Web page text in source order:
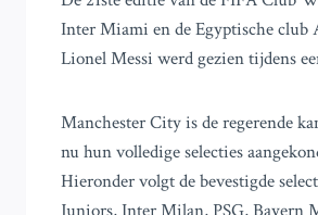
Inter Miami en de Egyptische club
Lionel Messi werd gezien tijdens
Manchester City is de regerende
nu hun volledige selecties
Hieronder volgt de bevestigde